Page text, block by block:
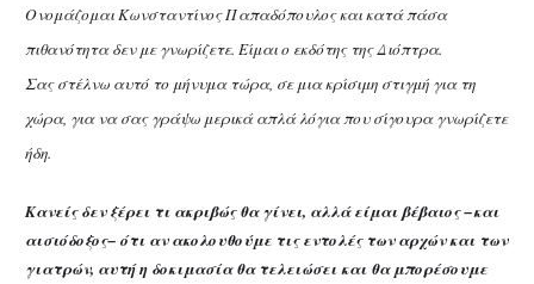
Ονομάζομαι Κωνσταντίνος Παπαδόπουλος και κατά πάσα
πιθανότητα δεν με γνωρίζετε. Είμαι ο εκδότης της Διόπτρα.
Σας στέλνω αυτό το μήνυμα τώρα, σε μια κρίσιμη στιγμή για τη
χώρα, για να σας γράψω μερικά απλά λόγια που σίγουρα γνωρίζετε
ήδη.
Κανείς δεν ξέρει τι ακριβώς θα γίνει, αλλά είμαι βέβαιος −και
αισιόδοξος− ότι αν ακολουθούμε τις εντολές των αρχών και των
γιατρών, αυτή η δοκιμασία θα τελειώσει και θα μπορέσουμε